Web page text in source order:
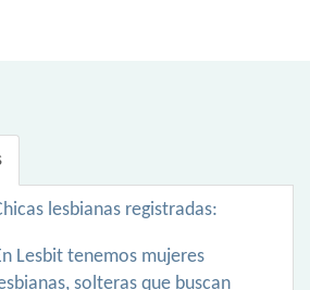
lesbianas registradas:
Lesbit tenemos mujeres
solteras que buscan